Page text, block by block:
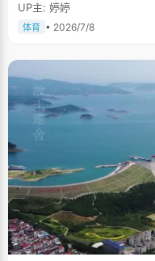
UP主: 婷婷
体育 • 2026/7/8